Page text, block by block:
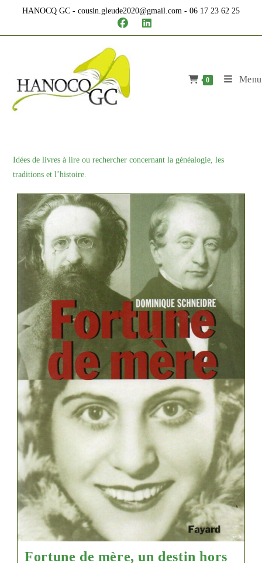
content
HANOCQ GC - cousin.gleude2020@gmail.com - 06 17 23 62 25
0 Menu
Idées de livres à lire ou rechercher concernant la généalogie, les
traditions et l’histoire.
Fortune de mère, un destin hors